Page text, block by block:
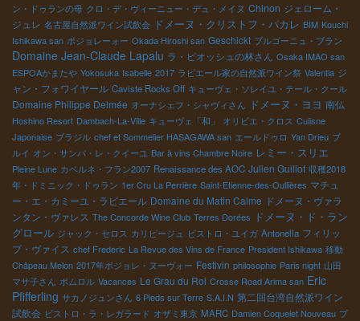
ン・ドゥランの母 クロ・デ・ヴィーニュー・デュ・メイヌ Chinon ジェローム・
ジュレ 名古屋自然派ワイン試飲会 ドメーヌ・クリストフ・パカレ BIM Kouchi
Ishikawa san ボジョレーォー Okada Hiroshi san Geschickt ブルゴーニュ・ブラン
Domaine Jean-Claude Lapalu ラ・ピオッシュの林さん Osaka IMAO san
ESPOAかまたや Yokosuka Isabelle 2017 ラピエール家の自然派ワイン祭 Valentia ジ
ャン・フォワイヤール Caviste Rocks Off キューヴェ・ソレイユ・テール・クール
Domaine Philippe Delmée オーナシェフ・シャヴィさん ドメーヌ・ヨヨ 南仏
Hoshino Resort Dambach-La-Ville キューヴェ「和」 オリビエ・クロス Cuiisne
Japonaise ブラジル chef et Sommelier HASAGAWA san エールドゥロ Yan Drieu ブ
ルイ オン・サンバ・レ・クイーユ Bar à vins Chambre Noire レミー・スリエ
Pleine Lune カベルネ・フラン2007 Renaissance des AOC Julien Guillot 収穫2018
年・ドミニック・ドゥラン 1er Cru La Perrière Saint-Etienne-des-Oullières マチュ
ー・エ・カミーユ・ラピエール Domaine du Matin Calme ドメーヌ・ヴァラ
ンタン・ヴァレス The Concorde Wine Club Terres Dorées ドメーヌ・ド・ラン
グロール ジャック・セロス カリピージュ ビストロ・ユイガ Antonella フィリッ
プ・ヴァイス chef Frederic La Revue des Vins de France President Ishikawa 移動
Châpeau Melon 2017年ボジョレ・ヌーヴォー Festivin philosophie Paris night 山田
マサ子さん ポムロル Vacances Le Grau du Roi Crosse Road Arima san Eric
Pfifferling サカノジュンさん 6 Pieds sur Terre S.A.I.N 第二回台湾自然派ワイン
試飲会 ビストロ・ラ・レガラード オザミ東京 MARC Damien Coquelet Nouveau プ